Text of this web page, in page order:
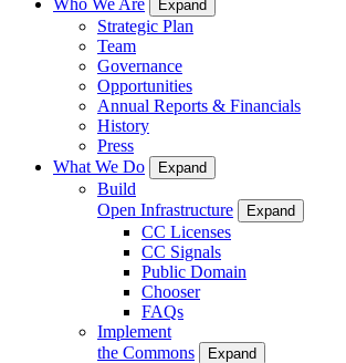
Expand
Strategic Plan
Team
Governance
Opportunities
Annual Reports & Financials
History
Press
What We Do
Expand
Build
Open Infrastructure
Expand
CC Licenses
CC Signals
Public Domain
Chooser
FAQs
Implement
the Commons
Expand